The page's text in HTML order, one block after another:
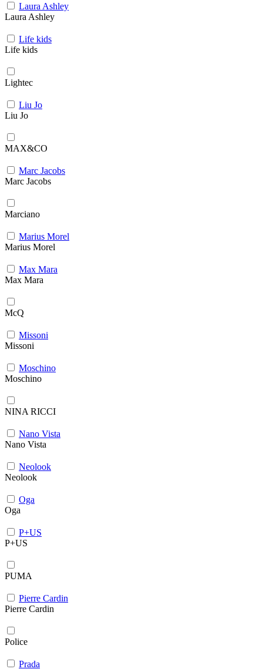
Laura Ashley
Laura Ashley
Life kids
Life kids
Lightec
Liu Jo
Liu Jo
MAX&CO
Marc Jacobs
Marc Jacobs
Marciano
Marius Morel
Marius Morel
Max Mara
Max Mara
McQ
Missoni
Missoni
Moschino
Moschino
NINA RICCI
Nano Vista
Nano Vista
Neolook
Neolook
Oga
Oga
P+US
P+US
PUMA
Pierre Cardin
Pierre Cardin
Police
Prada